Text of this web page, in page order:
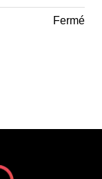
Fermé